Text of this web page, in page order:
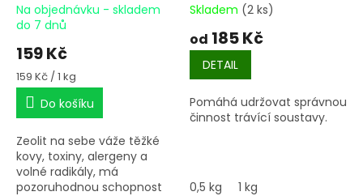
Na objednávku - skladem
do 7 dnů
159 Kč
Měrná
cena:
159 Kč / 1 kg
Do košíku
Zeolit na sebe váže těžké
kovy, toxiny, alergeny a
volné radikály, má
pozoruhodnou schopnost
Skladem (2 ks)
od 185 Kč
DETAIL
Pomáhá udržovat správnou
činnost trávící soustavy.
0,5 kg 1 kg